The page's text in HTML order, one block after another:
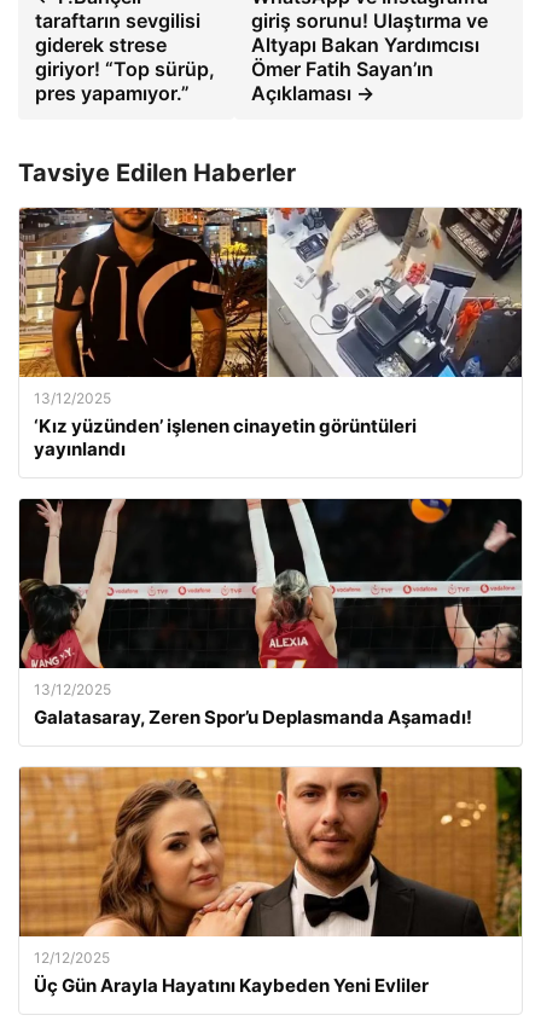
taraftarın sevgilisi
giderek strese
giriyor! “Top sürüp,
pres yapamıyor.”
giriş sorunu! Ulaştırma ve
Altyapı Bakan Yardımcısı
Ömer Fatih Sayan’ın
Açıklaması →
Tavsiye Edilen Haberler
13/12/2025
‘Kız yüzünden’ işlenen cinayetin görüntüleri
yayınlandı
13/12/2025
Galatasaray, Zeren Spor’u Deplasmanda Aşamadı!
12/12/2025
Üç Gün Arayla Hayatını Kaybeden Yeni Evliler